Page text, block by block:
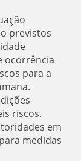
previstos
ocorrência
para a
riscos.
em
medidas